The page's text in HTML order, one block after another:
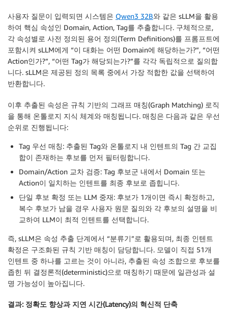
사용자 질문이 입력되면 시스템은 Qwen3 32B와 같은 sLLM을 활용
하여 핵심 속성인 Domain, Action, Tag를 추출합니다. 구체적으로,
각 속성별로 사전 정의된 용어 정의(Term Definitions)를 프롬프트에
포함시켜 sLLM에게 “이 대화는 어떤 Domain에 해당하는가?”, “어떤
Action인가?”, “어떤 Tag가 해당되는가?”를 각각 독립적으로 질의합
니다. sLLM은 제공된 정의 목록 중에서 가장 적합한 값을 선택하여
반환합니다.
이후 추출된 속성은 규칙 기반의 그래프 매칭(Graph Matching) 로직
을 통해 온톨로지 지식 체계와 매칭됩니다. 매칭은 다음과 같은 우선
순위로 진행됩니다:
Tag 우선 매칭: 추출된 Tag와 온톨로지 내 인텐트의 Tag 간 교집
합이 존재하는 후보를 먼저 필터링합니다.
Domain/Action 교차 검증: Tag 후보군 내에서 Domain 또는
Action이 일치하는 인텐트를 최종 후보로 좁힙니다.
단일 후보 확정 또는 LLM 중재: 후보가 1개이면 즉시 확정하고,
복수 후보가 남을 경우 사용자 원문 질의와 각 후보의 설명을 비
교하여 LLM이 최적 인텐트를 선택합니다.
즉, sLLM은 속성 추출 단계에서 “분류기”로 활용되며, 최종 인텐트
확정은 구조화된 규칙 기반 매칭이 담당합니다. 모델이 직접 51개
인텐트 중 하나를 고르는 것이 아니라, 추출된 속성 조합으로 후보를
좁힌 뒤 결정론적(deterministic)으로 매칭하기 때문에 일관성과 설
명 가능성이 높아집니다.
결과: 정확도 향상과 지연 시간(Latency)의 혁신적 단축